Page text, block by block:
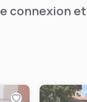
connexion